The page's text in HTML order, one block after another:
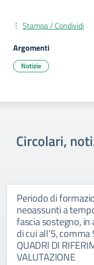
Stampa / Condividi
Argomenti
Notizie
Circolari,
Periodo di
neoassunti a
fascia sostegno,
di cui all’5,
QUADRI DI
VALUTAZIONE